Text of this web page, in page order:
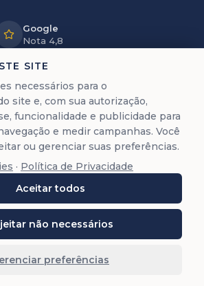
Google
Nota 4,8
LGPD
protegidos
12+ anos
de experiência
empresa de assessoria documental
europeia. Não prestamos serviços
de advocacia (Lei 8.906/94).
Cidadanias. Todos os direitos
deste site (textos, imagens,
ou parcial é proibida sem autorização
SITE
necessários para o
site e, com sua autorização,
funcionalidade e publicidade para
e medir campanhas. Você
ou gerenciar suas preferências.
· Política de Privacidade
Aceitar todos
não necessários
preferências